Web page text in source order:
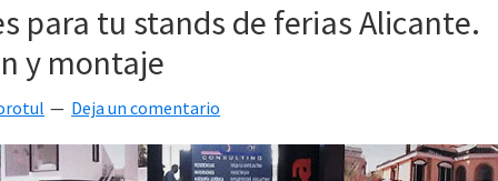
para tu stands de ferias Alicante.
y montaje
Deja un comentario